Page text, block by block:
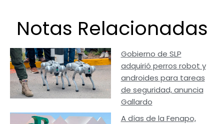
Notas Relacionadas
Gobierno de SLP
adquirió perros robot y
androides para tareas
de seguridad, anuncia
Gallardo
A días de la Fenapo,